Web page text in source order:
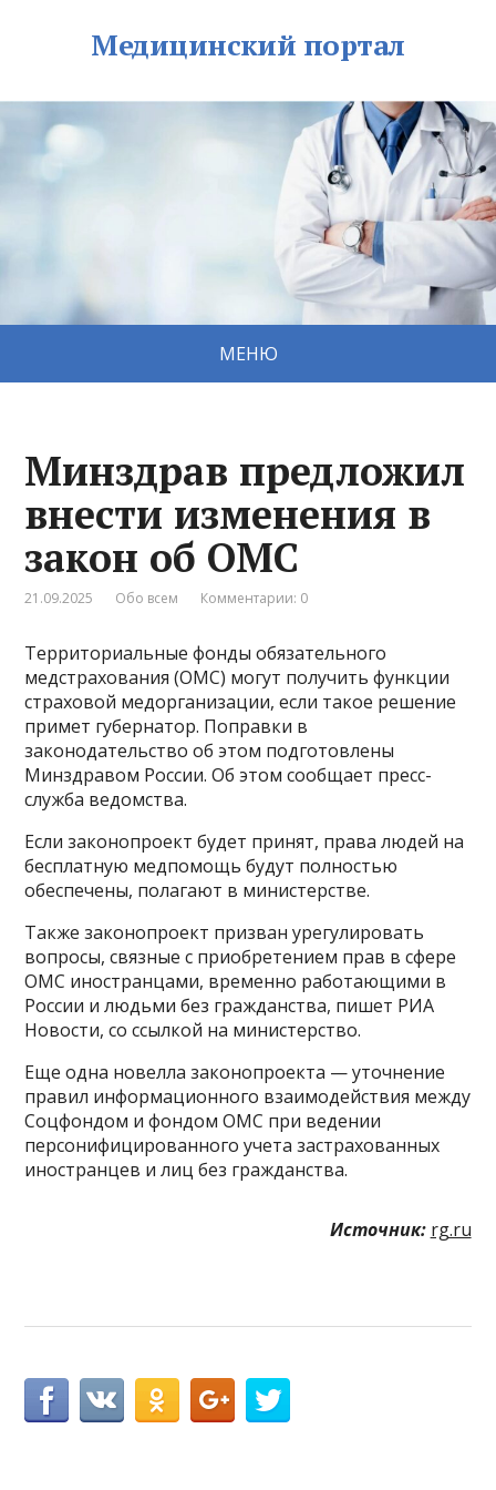
Медицинский портал
МЕНЮ
Минздрав предложил
внести изменения в
закон об ОМС
21.09.2025 Обо всем Комментарии: 0
Территориальные фонды обязательного
медстрахования (ОМС) могут получить функции
страховой медорганизации, если такое решение
примет губернатор. Поправки в
законодательство об этом подготовлены
Минздравом России. Об этом сообщает пресс-
служба ведомства.
Если законопроект будет принят, права людей на
бесплатную медпомощь будут полностью
обеспечены, полагают в министерстве.
Также законопроект призван урегулировать
вопросы, связные с приобретением прав в сфере
ОМС иностранцами, временно работающими в
России и людьми без гражданства, пишет РИА
Новости, со ссылкой на министерство.
Еще одна новелла законопроекта — уточнение
правил информационного взаимодействия между
Соцфондом и фондом ОМС при ведении
персонифицированного учета застрахованных
иностранцев и лиц без гражданства.
Источник: rg.ru